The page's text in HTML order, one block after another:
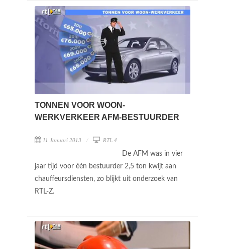
TONNEN VOOR WOON-
WERKVERKEER AFM-BESTUURDER
11 Januari 2013 RTL 4
De AFM was in vier
jaar tijd voor één bestuurder 2,5 ton kwijt aan
chauffeursdiensten, zo blijkt uit onderzoek van
RTL-Z.